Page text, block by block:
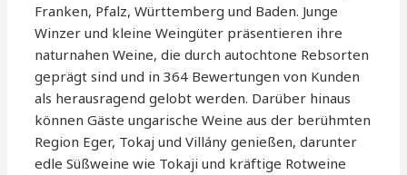
Franken, Pfalz, Württemberg und Baden. Junge
Winzer und kleine Weingüter präsentieren ihre
naturnahen Weine, die durch autochtone Rebsorten
geprägt sind und in 364 Bewertungen von Kunden
als herausragend gelobt werden. Darüber hinaus
können Gäste ungarische Weine aus der berühmten
Region Eger, Tokaj und Villány genießen, darunter
edle Süßweine wie Tokaji und kräftige Rotweine